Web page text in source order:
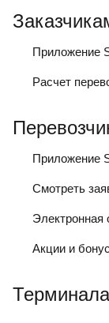
Приложение
Расчет
Приложение
Смотреть
Электронная
Акции и